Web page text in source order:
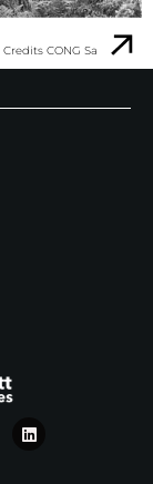
Credits CONG Sa